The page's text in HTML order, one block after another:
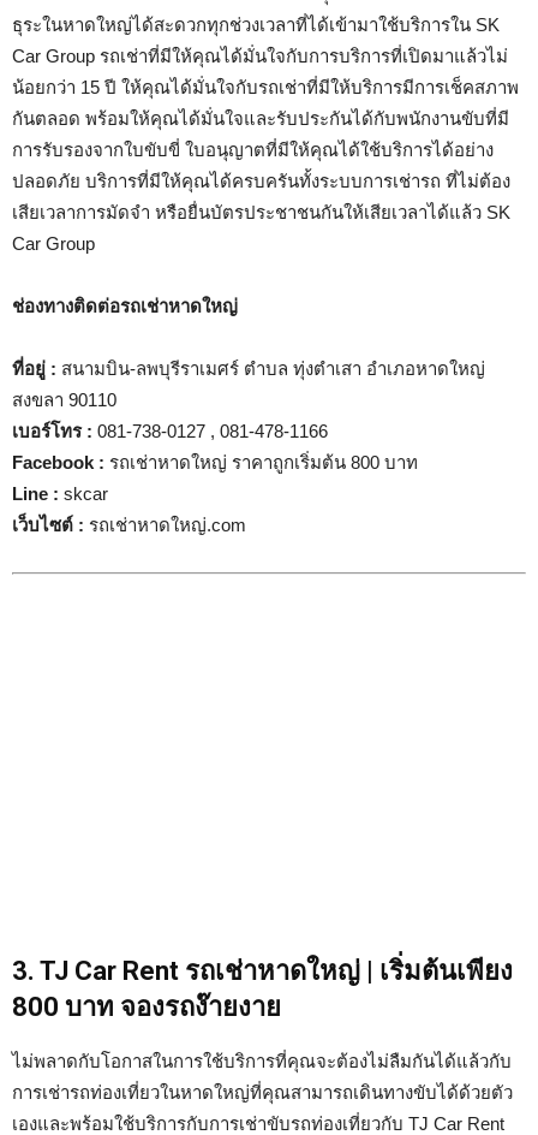
ธุระในหาดใหญ่ได้สะดวกทุกช่วงเวลาที่ได้เข้ามาใช้บริการใน SK
Car Group รถเช่าที่มีให้คุณได้มั่นใจกับการบริการที่เปิดมาแล้วไม่
น้อยกว่า 15 ปี ให้คุณได้มั่นใจกับรถเช่าที่มีให้บริการมีการเช็คสภาพ
กันตลอด พร้อมให้คุณได้มั่นใจและรับประกันได้กับพนักงานขับที่มี
การรับรองจากใบขับขี่ ใบอนุญาตที่มีให้คุณได้ใช้บริการได้อย่าง
ปลอดภัย บริการที่มีให้คุณได้ครบครันทั้งระบบการเช่ารถ ที่ไม่ต้อง
เสียเวลาการมัดจำ หรือยื่นบัตรประชาชนกันให้เสียเวลาได้แล้ว SK
Car Group
ช่องทางติดต่อรถเช่าหาดใหญ่
ที่อยู่ : สนามบิน-ลพบุรีราเมศร์ ตำบล ทุ่งตำเสา อำเภอหาดใหญ่
สงขลา 90110
เบอร์โทร : 081-738-0127 , 081-478-1166
Facebook : รถเช่าหาดใหญ่ ราคาถูกเริ่มต้น 800 บาท
Line : skcar
เว็บไซต์ : รถเช่าหาดใหญ่.com
3. TJ Car Rent รถเช่าหาดใหญ่ | เริ่มต้นเพียง
800 บาท จองรถง๊ายงาย
ไม่พลาดกับโอกาสในการใช้บริการที่คุณจะต้องไม่ลืมกันได้แล้วกับ
การเช่ารถท่องเที่ยวในหาดใหญ่ที่คุณสามารถเดินทางขับได้ด้วยตัว
เองและพร้อมใช้บริการกับการเช่าขับรถท่องเที่ยวกับ TJ Car Rent